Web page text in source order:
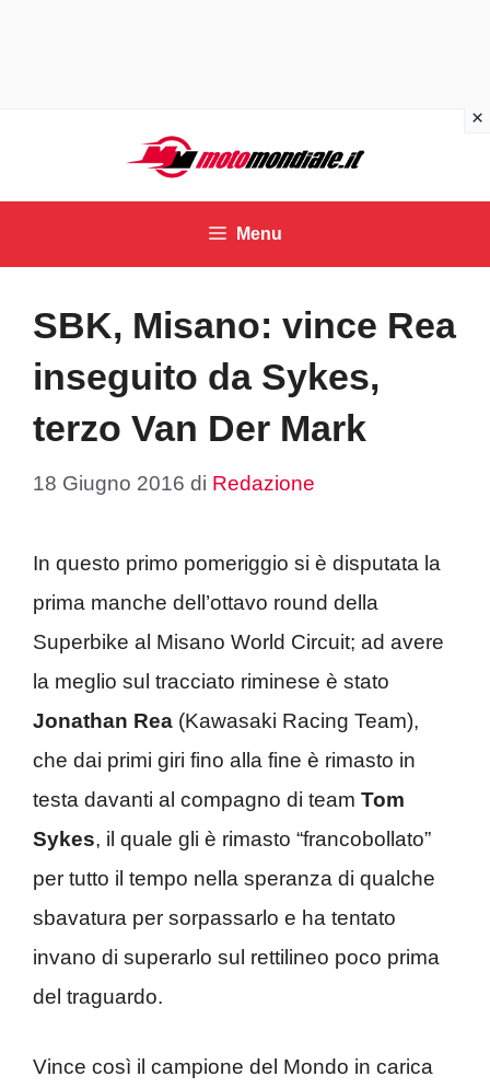
contenuto
Menu
SBK, Misano: vince Rea
inseguito da Sykes,
terzo Van Der Mark
18 Giugno 2016 di Redazione
In questo primo pomeriggio si è disputata la
prima manche dell’ottavo round della
Superbike al Misano World Circuit; ad avere
la meglio sul tracciato riminese è stato
Jonathan Rea (Kawasaki Racing Team),
che dai primi giri fino alla fine è rimasto in
testa davanti al compagno di team Tom
Sykes, il quale gli è rimasto “francobollato”
per tutto il tempo nella speranza di qualche
sbavatura per sorpassarlo e ha tentato
invano di superarlo sul rettilineo poco prima
del traguardo.
Vince così il campione del Mondo in carica